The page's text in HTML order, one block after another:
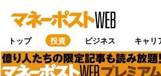
トップ 投資 ビジネス キャリ